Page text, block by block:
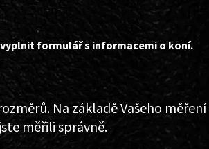
formulář s informacemi o koní.
Na základě Vašeho
měřili správně.